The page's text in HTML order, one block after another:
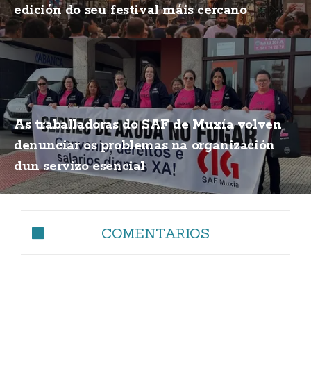
edición do seu festival máis cercano
As traballadoras do SAF de Muxía volven
denunciar os problemas na organización
dun servizo esencial
COMENTARIOS